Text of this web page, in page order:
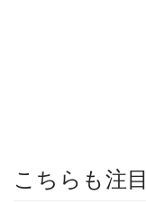
こちらも注目